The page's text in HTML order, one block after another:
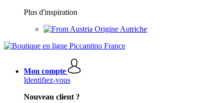
Plus d'inspiration
Origine Autriche
Mon compte
Identifiez-vous
Nouveau client ?